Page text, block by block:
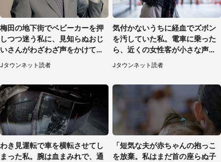
梅田の地下街でベビーカーを押
しつつ迷う私に、見知らぬおじ
いさんがわざわざ声をかけてき
て（兵庫県・30代女性）
Jタウンネット読者
気付かないうちに経血でズボン
を汚していた私。電車に乗った
ら、近くの女性客が小さな声で
（千葉県・10代女性）
Jタウンネット読者
わき見運転で車を横転させてし
まった私。腕は血まみれで、通
「短気な夫が赤ちゃんの抱っこ
を放棄。私はまだ首の座らぬ子